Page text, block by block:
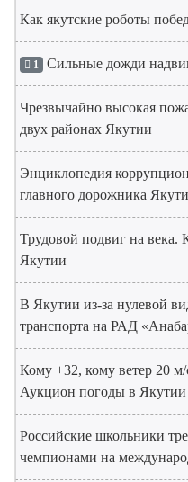
Как якутские роботы
1 Сильные дожди
Чрезвычайно высокая
двух районах Якутии
Энциклопедия
главного дорожника
Трудовой подвиг на
Якутии
В Якутии из-за нулевой
транспорта на РАД
Кому +32, кому ветер 20
Аукцион погоды в Якутии
Российские школьники
чемпионами на